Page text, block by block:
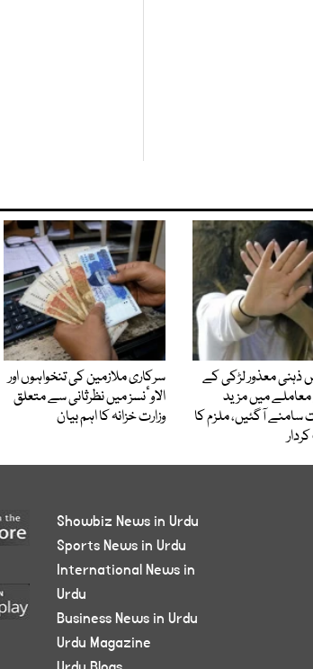
ذہنی معذور لڑکی کے
میں مزید
آگئیں، ملزم کا
سرکاری ملازمین کی تنخواہوں اور
الاوٴنسز میں نظرثانی سے متعلق
وزارت خزانہ کا اہم بیان
Showbiz News in Urdu
Sports News in Urdu
International News in
Urdu
Business News in Urdu
Urdu Magazine